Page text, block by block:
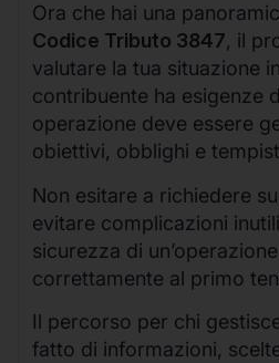
Ora che hai una
Codice Tributo 3847, il
valutare la tua situazione
contribuente ha esigenze
operazione deve essere
obiettivi, obblighi e
Non esitare a richiedere
evitare complicazioni
sicurezza di
correttamente al primo
Il percorso per chi
fatto di informazioni,